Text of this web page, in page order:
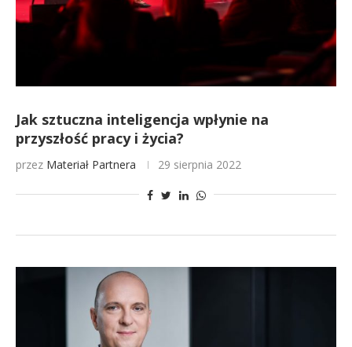
Jak sztuczna inteligencja wpłynie na
przyszłość pracy i życia?
przez Materiał Partnera 29 sierpnia 2022